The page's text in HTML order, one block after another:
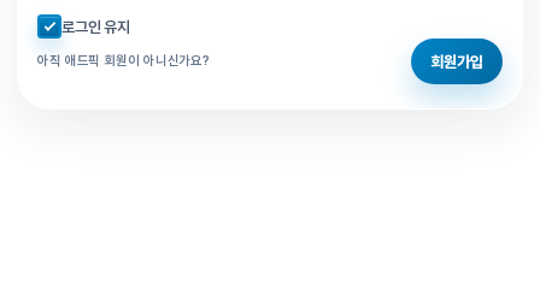
자동로그인 체크
로그인 유지
아직 애드픽 회원이 아니신가요? 회원가입